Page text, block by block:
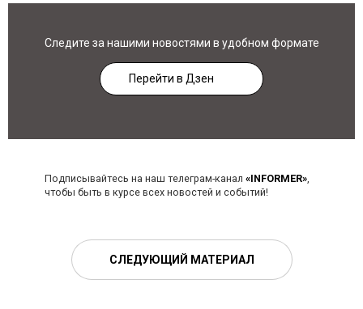
Следите за нашими новостями в удобном формате
Перейти в Дзен
Подписывайтесь на наш телеграм-канал «INFORMER»,
чтобы быть в курсе всех новостей и событий!
СЛЕДУЮЩИЙ МАТЕРИАЛ